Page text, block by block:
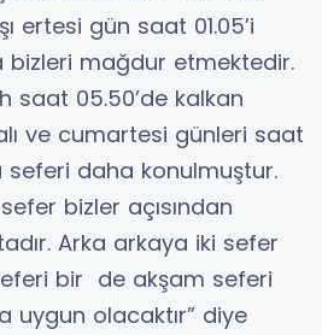
ertesi gün saat 01.05’i
bizleri mağdur etmektedir.
saat 05.50’de kalkan
ve cumartesi günleri saat
seferi daha konulmuştur.
bizler açısından
Arka arkaya iki sefer
bir de akşam seferi
uygun olacaktır” diye